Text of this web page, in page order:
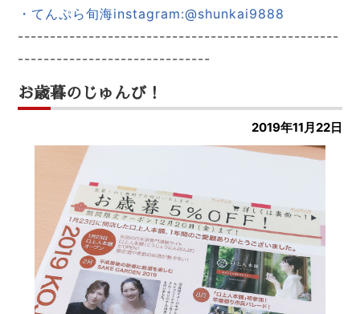
・てんぷら旬海instagram:@shunkai9888
--------------------------------------------------
------------------------------
お歳暮のじゅんび！
2019年11月22日